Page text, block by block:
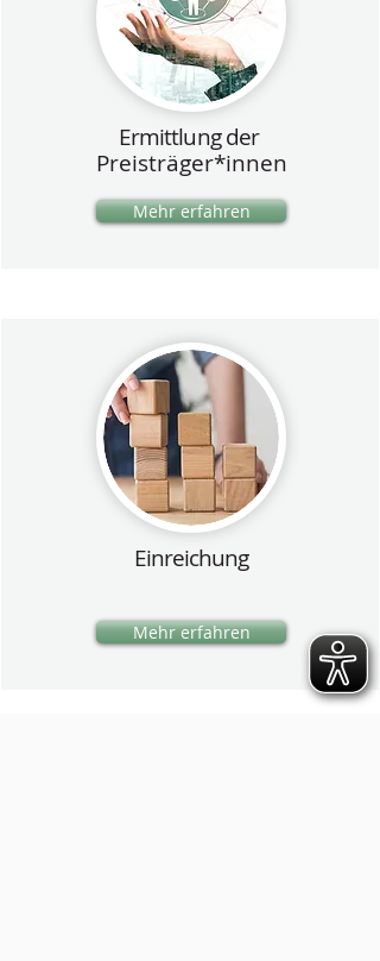
Ermittlung der
Preisträger*innen
Mehr erfahren
Einreichung
Mehr erfahren